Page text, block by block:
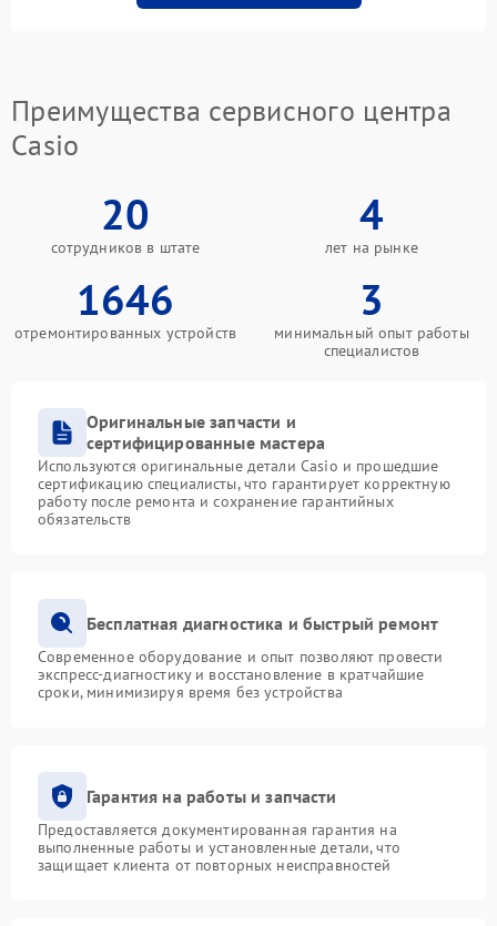
Преимущества сервисного центра
Casio
20
сотрудников в штате
4
лет на рынке
1646
отремонтированных устройств
3
минимальный опыт работы
специалистов
Оригинальные запчасти и
сертифицированные мастера
Используются оригинальные детали Casio и прошедшие
сертификацию специалисты, что гарантирует корректную
работу после ремонта и сохранение гарантийных
обязательств
Бесплатная диагностика и быстрый ремонт
Современное оборудование и опыт позволяют провести
экспресс-диагностику и восстановление в кратчайшие
сроки, минимизируя время без устройства
Гарантия на работы и запчасти
Предоставляется документированная гарантия на
выполненные работы и установленные детали, что
защищает клиента от повторных неисправностей